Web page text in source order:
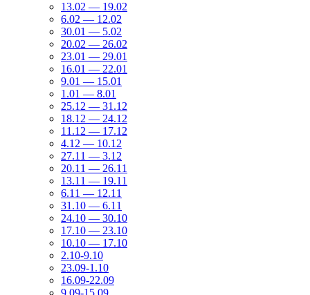
13.02 — 19.02
6.02 — 12.02
30.01 — 5.02
20.02 — 26.02
23.01 — 29.01
16.01 — 22.01
9.01 — 15.01
1.01 — 8.01
25.12 — 31.12
18.12 — 24.12
11.12 — 17.12
4.12 — 10.12
27.11 — 3.12
20.11 — 26.11
13.11 — 19.11
6.11 — 12.11
31.10 — 6.11
24.10 — 30.10
17.10 — 23.10
10.10 — 17.10
2.10-9.10
23.09-1.10
16.09-22.09